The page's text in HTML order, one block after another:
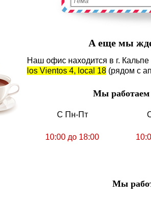
А еще мы
Наш офис находится в г.
los Vientos 4, local 18(рядом с
Мы работаем
С Пн-Пт
10:00 до 18:00
Мы